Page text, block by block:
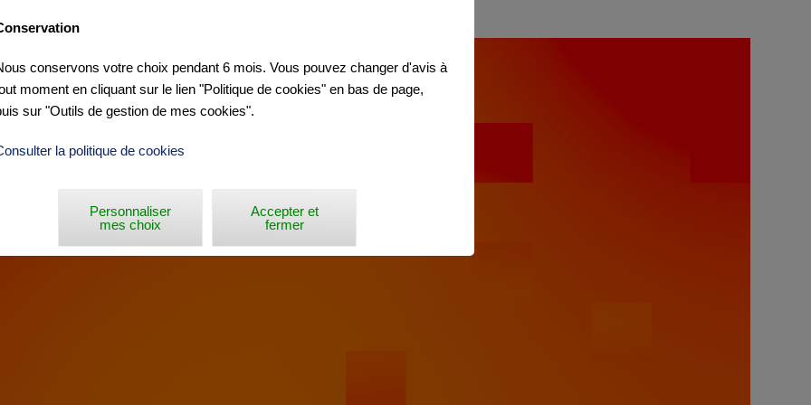
DE L'EBRE »
conservons votre choix pendant 6 mois. Vous pouvez changer d'avis à
moment en cliquant sur le lien "Politique de cookies" en bas de page,
sur "Outils de gestion de mes cookies".
la politique de cookies
Personnaliser
mes choix
Accepter et
fermer